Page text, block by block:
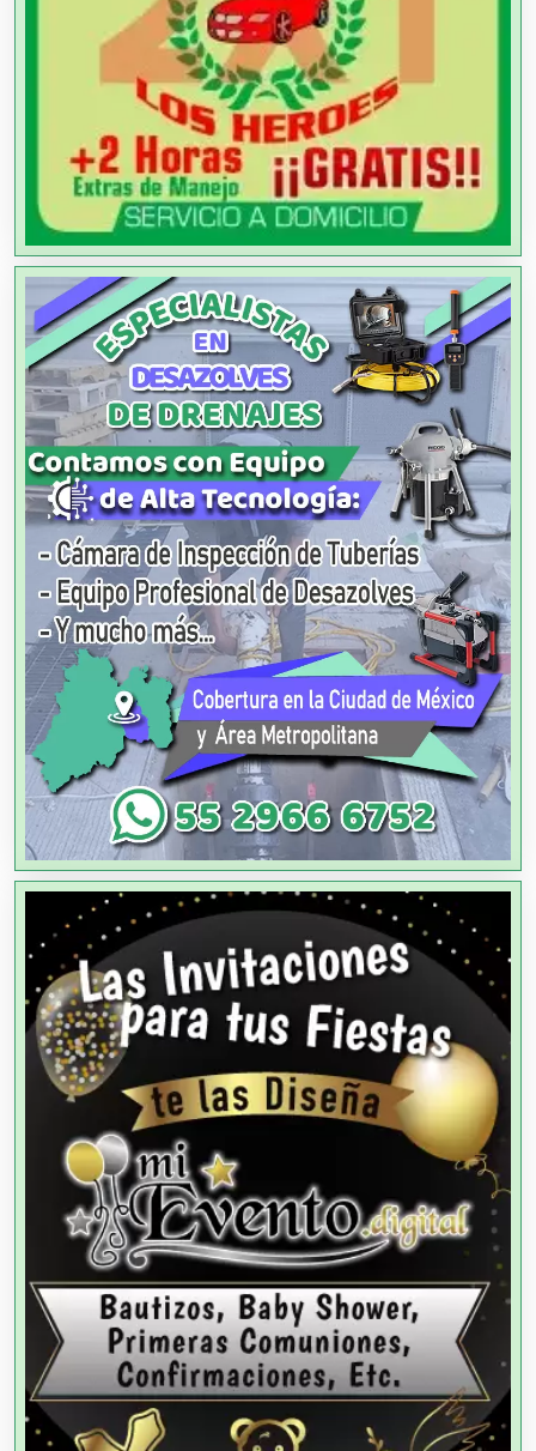
Agua Purificada
Aire Acondicionado
Alarmas
Albercas
Alimentos
Almacenaje
Alquiler de Autos
Alquiler de Equipos para Fiestas
Alquiler de Sillas y Mesas
Alquiler de Trajes de Etiqueta
Alta Costura
Aluminio
Ambulancias
Análisis Clínicos
Análisis de Aguas
Animadores de Eventos